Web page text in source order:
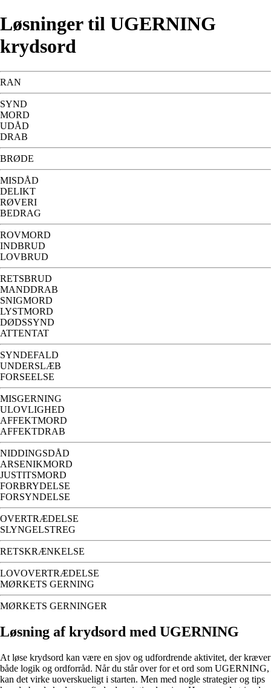
Løsninger til UGERNING
krydsord
RAN
SYND
MORD
UDÅD
DRAB
BRØDE
MISDÅD
DELIKT
RØVERI
BEDRAG
ROVMORD
INDBRUD
LOVBRUD
RETSBRUD
MANDDRAB
SNIGMORD
LYSTMORD
DØDSSYND
ATTENTAT
SYNDEFALD
UNDERSLÆB
FORSEELSE
MISGERNING
ULOVLIGHED
AFFEKTMORD
AFFEKTDRAB
NIDDINGSDÅD
ARSENIKMORD
JUSTITSMORD
FORBRYDELSE
FORSYNDELSE
OVERTRÆDELSE
SLYNGELSTREG
RETSKRÆNKELSE
LOVOVERTRÆDELSE
MØRKETS GERNING
MØRKETS GERNINGER
Løsning af krydsord med UGERNING
At løse krydsord kan være en sjov og udfordrende aktivitet, der kræver
både logik og ordforråd. Når du står over for et ord som UGERNING,
kan det virke uoverskueligt i starten. Men med nogle strategier og tips